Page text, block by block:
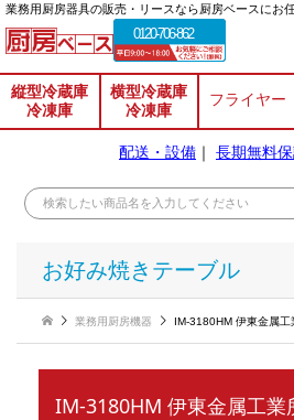
業務⽤厨房器具の販売・リースなら厨房ベースにお
0120-706-862
縦型冷蔵庫
冷凍庫
横型冷蔵庫
冷凍庫
フライヤー
配送・設備 ｜ 長期無料
お好み焼きテーブル
業務用厨房機器 IM-3180HM 伊東金属工業
IM-3180HM 伊東金属工業